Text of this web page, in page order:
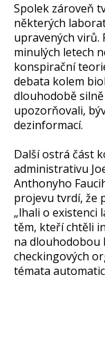
Spolek zároveň
některých
upravených virů.
minulých letech
konspirační
debata kolem
dlouhodobě
upozorňovali,
dezinformací.
Další ostrá část
administrativu
Anthonyho
projevu tvrdí, že
„lhali o existenci
těm, kteří chtěli
na dlouhodobou
checkingových
témata